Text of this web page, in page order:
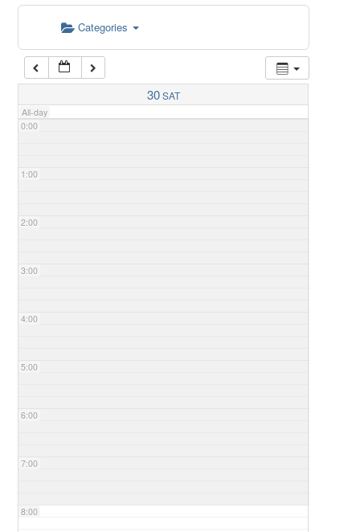
Categories
30SAT
All-day
0:00
1:00
2:00
3:00
4:00
5:00
6:00
7:00
8:00